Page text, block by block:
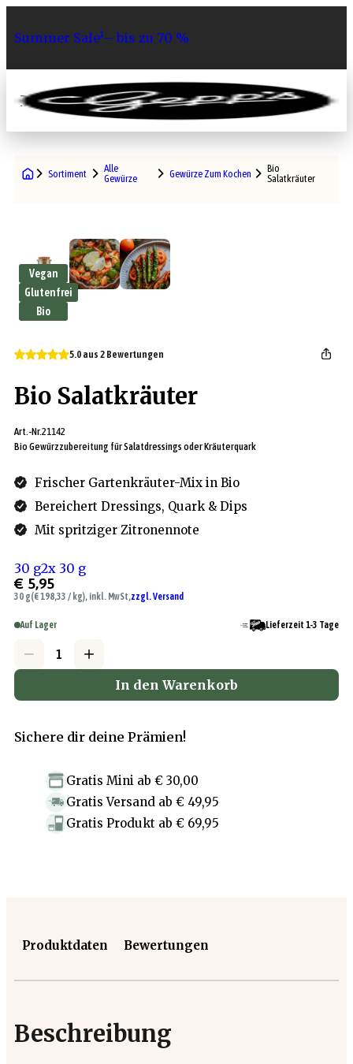
Summer Sale¹– bis zu 70 %
0
Sortiment
Alle
Gewürze
Gewürze Zum Kochen
Bio
Salatkräuter
Vegan
Glutenfrei
Bio
5.0 aus 2 Bewertungen
Bio Salatkräuter
Art.-Nr.21142
Bio Gewürzzubereitung für Salatdressings oder Kräuterquark
Frischer Gartenkräuter-Mix in Bio
Bereichert Dressings, Quark & Dips
Mit spritziger Zitronennote
30 g2x 30 g
€ 5,95
30 g(€ 198,33 / kg), inkl. MwSt,zzgl. Versand
Auf Lager Lieferzeit 1-3 Tage
In den Warenkorb
Sichere dir deine Prämien!
Gratis Mini ab € 30,00
Gratis Versand ab € 49,95
Gratis Produkt ab € 69,95
Produktdaten Bewertungen
Beschreibung